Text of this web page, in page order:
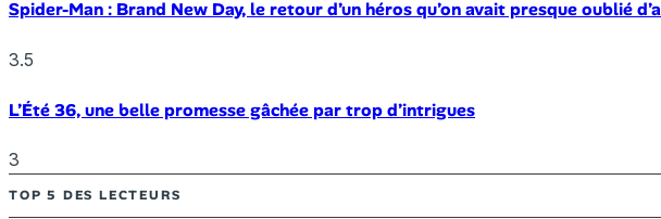
Spider-Man : Brand New Day, le retour d’un héros qu’on avait presque oublié
3.5
L’Été 36, une belle promesse gâchée par trop d’intrigues
3
TOP 5 DES LECTEURS